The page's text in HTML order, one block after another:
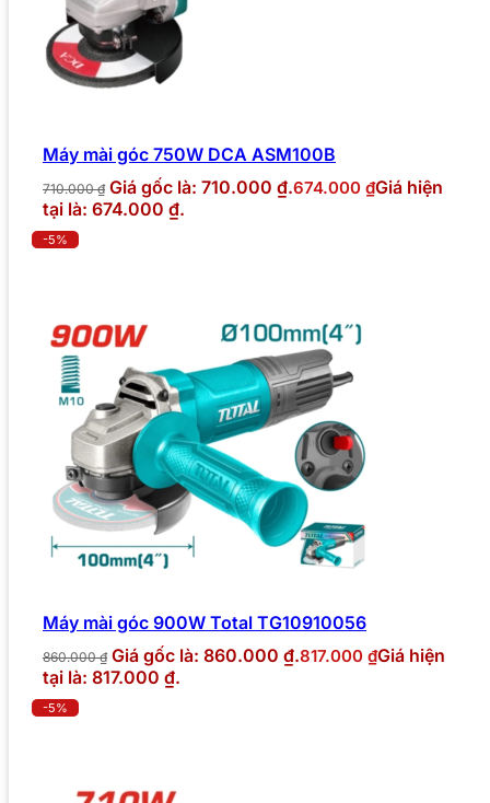
Máy mài góc 750W DCA ASM100B
710.000₫ Giá gốc là: 710.000 ₫.674.000 ₫Giá hiện
tại là: 674.000 ₫.
-5%
Máy mài góc 900W Total TG10910056
860.000₫ Giá gốc là: 860.000 ₫.817.000 ₫Giá hiện
tại là: 817.000 ₫.
-5%